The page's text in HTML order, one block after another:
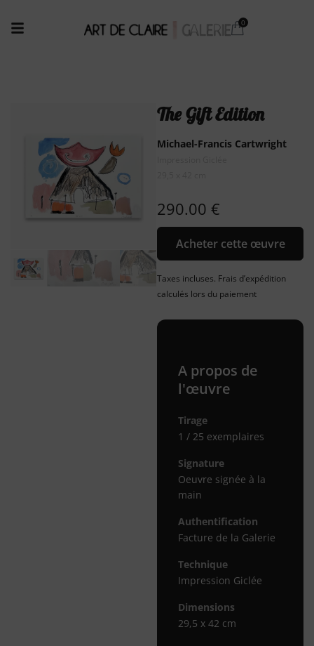
The Gift Edition
Michael-Francis Cartwright
290.00 €
Acheter cette œuvre
Taxes incluses. Frais d’expédition
calculés lors du paiement
A propos de
l'œuvre
Tirage
1 / 25 exemplaires
Signature
Oeuvre signée à la
main
Authentification
Facture de la Galerie
Technique
Impression Giclée
Dimensions
29,5 x 42 cm